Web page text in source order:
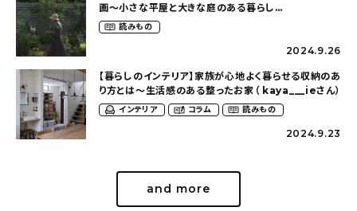
おすすめの記事
インテリア
日用品
キッチン
画〜小さな平屋と大きな庭のある暮らし
（tsumikiniwaさん）
読みもの
2024.9.26
【暮らしのインテリア】家族が心地よく暮らせる収納のあ
り方とは〜生活感のある整ったお家（ kaya___ieさん）
インテリア コラム 読みもの
2024.9.23
and more